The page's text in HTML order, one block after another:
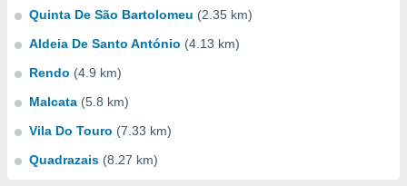
Quinta De São Bartolomeu (2.35 km)
Aldeia De Santo António (4.13 km)
Rendo (4.9 km)
Malcata (5.8 km)
Vila Do Touro (7.33 km)
Quadrazais (8.27 km)